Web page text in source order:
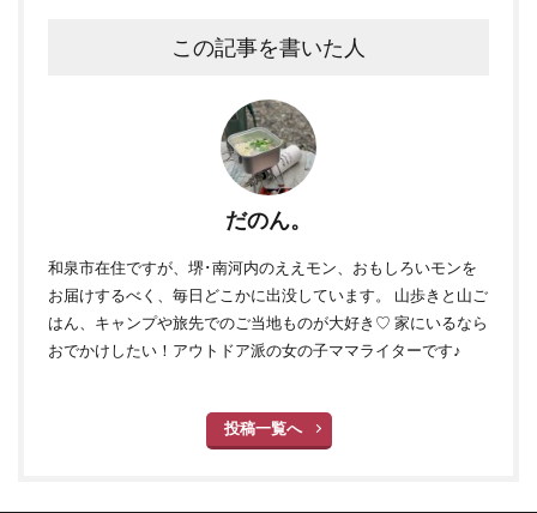
この記事を書いた人
だのん。
和泉市在住ですが、堺･南河内のええモン、おもしろいモンを
お届けするべく、毎日どこかに出没しています。 山歩きと山ご
はん、キャンプや旅先でのご当地ものが大好き♡ 家にいるなら
おでかけしたい！アウトドア派の女の子ママライターです♪
投稿一覧へ